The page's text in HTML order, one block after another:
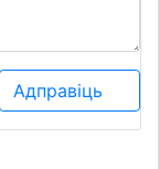
Адправіць